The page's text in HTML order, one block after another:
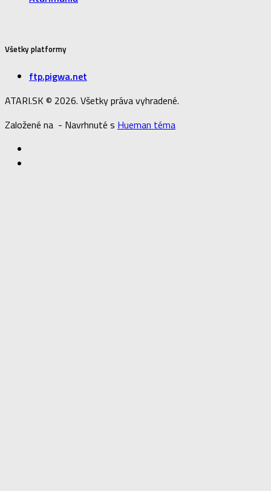
Všetky platformy
ftp.pigwa.net
ATARI.SK © 2026. Všetky práva vyhradené.
Založené na - Navrhnuté s Hueman téma